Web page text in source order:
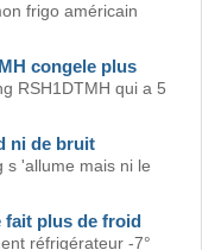
frigo américain
congele plus
RSH1DTMH qui a 5
ni de bruit
s 'allume mais ni le
fait plus de froid
réfrigérateur -7°